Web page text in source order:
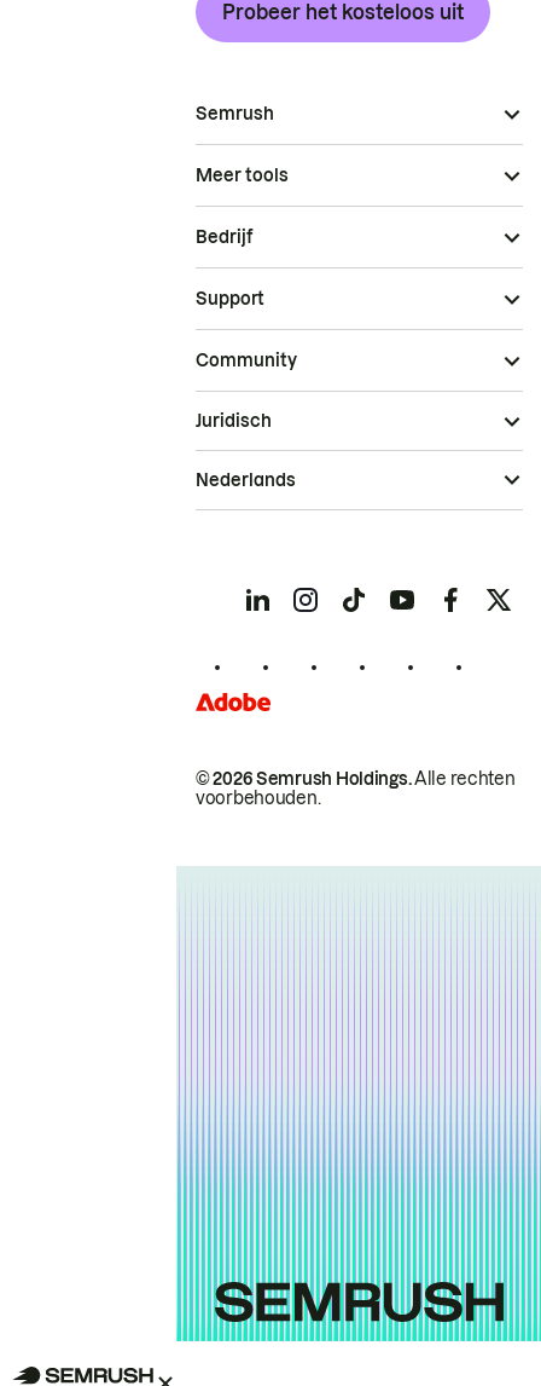
Probeer het kosteloos uit
Semrush
Meer tools
Bedrijf
Support
Community
© 2026 Semrush Holdings.Alle rechten
voorbehouden.
Juridisch
Nederlands